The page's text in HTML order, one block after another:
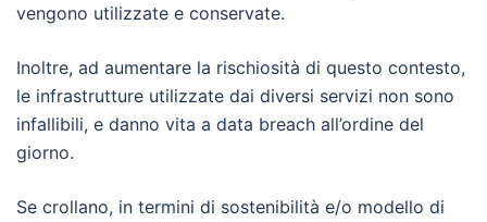
vengono utilizzate e conservate.
Inoltre, ad aumentare la rischiosità di questo contesto,
le infrastrutture utilizzate dai diversi servizi non sono
infallibili, e danno vita a data breach all’ordine del
giorno.
Se crollano, in termini di sostenibilità e/o modello di